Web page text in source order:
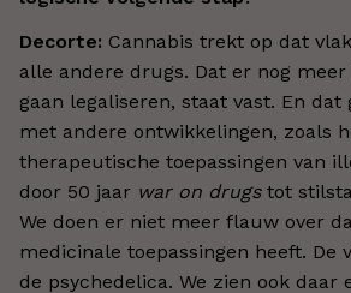
Decorte: Cannabis trekt op dat
alle andere drugs. Dat er nog
gaan legaliseren, staat vast. En dat
met andere ontwikkelingen, zoals
therapeutische toepassingen van
door 50 jaar war on drugstot
We doen er niet meer flauw over
medicinale toepassingen heeft. De
de psychedelica. We zien ook daar